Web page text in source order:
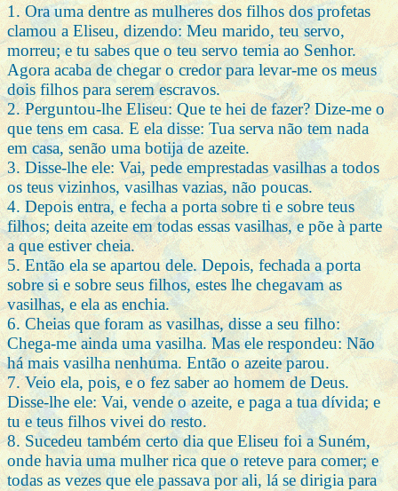
1. Ora uma dentre as mulheres dos filhos dos profetas
clamou a Eliseu, dizendo: Meu marido, teu servo,
morreu; e tu sabes que o teu servo temia ao Senhor.
Agora acaba de chegar o credor para levar-me os meus
dois filhos para serem escravos.
2. Perguntou-lhe Eliseu: Que te hei de fazer? Dize-me o
que tens em casa. E ela disse: Tua serva não tem nada
em casa, senão uma botija de azeite.
3. Disse-lhe ele: Vai, pede emprestadas vasilhas a todos
os teus vizinhos, vasilhas vazias, não poucas.
4. Depois entra, e fecha a porta sobre ti e sobre teus
filhos; deita azeite em todas essas vasilhas, e põe à parte
a que estiver cheia.
5. Então ela se apartou dele. Depois, fechada a porta
sobre si e sobre seus filhos, estes lhe chegavam as
vasilhas, e ela as enchia.
6. Cheias que foram as vasilhas, disse a seu filho:
Chega-me ainda uma vasilha. Mas ele respondeu: Não
há mais vasilha nenhuma. Então o azeite parou.
7. Veio ela, pois, e o fez saber ao homem de Deus.
Disse-lhe ele: Vai, vende o azeite, e paga a tua dívida; e
tu e teus filhos vivei do resto.
8. Sucedeu também certo dia que Eliseu foi a Suném,
onde havia uma mulher rica que o reteve para comer; e
todas as vezes que ele passava por ali, lá se dirigia para